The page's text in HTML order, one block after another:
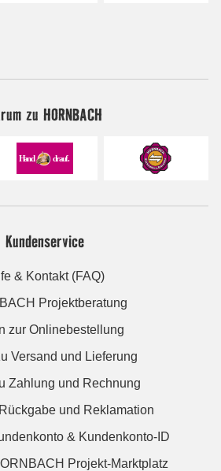
zu HORNBACH
Kundenservice
& Kontakt (FAQ)
Projektberatung
zur Onlinebestellung
Versand und Lieferung
Zahlung und Rechnung
und Reklamation
& Kundenkonto-ID
Projekt-Marktplatz